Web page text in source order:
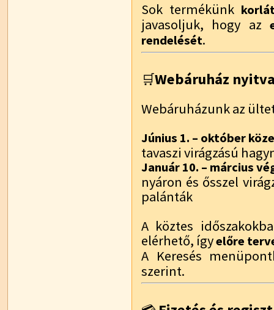
Sok termékünk
javasoljuk, hogy az
rendelését.
🛒Webáruház
Webáruházunk az
Június 1. – október
tavaszi virágzású
Január 10. – március
nyáron és ősszel
palánták
A köztes
elérhető, ígyelőre
A Keresés
szerint.